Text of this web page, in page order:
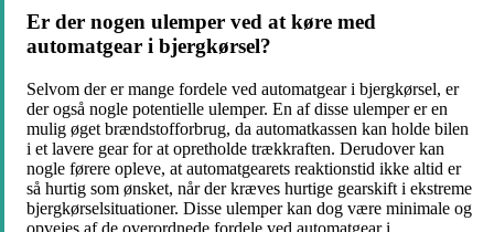
Er der nogen ulemper ved at køre med
automatgear i bjergkørsel?
Selvom der er mange fordele ved automatgear i bjergkørsel, er
der også nogle potentielle ulemper. En af disse ulemper er en
mulig øget brændstofforbrug, da automatkassen kan holde bilen
i et lavere gear for at opretholde trækkraften. Derudover kan
nogle førere opleve, at automatgearets reaktionstid ikke altid er
så hurtig som ønsket, når der kræves hurtige gearskift i ekstreme
bjergkørselsituationer. Disse ulemper kan dog være minimale og
opvejes af de overordnede fordele ved automatgear i